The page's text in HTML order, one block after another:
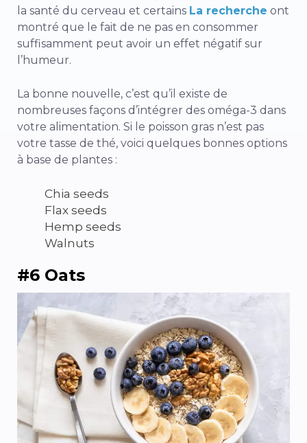
la santé du cerveau et certains La recherche ont
montré que le fait de ne pas en consommer
suffisamment peut avoir un effet négatif sur
l’humeur.
La bonne nouvelle, c’est qu’il existe de
nombreuses façons d’intégrer des oméga-3 dans
votre alimentation. Si le poisson gras n’est pas
votre tasse de thé, voici quelques bonnes options
à base de plantes :
Chia seeds
Flax seeds
Hemp seeds
Walnuts
#6 Oats